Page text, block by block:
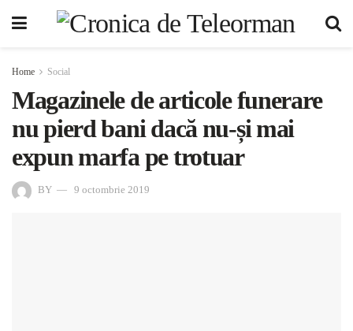
Home Social
Magazinele de articole funerare
nu pierd bani dacă nu-și mai
expun marfa pe trotuar
BY 9 octombrie 2019